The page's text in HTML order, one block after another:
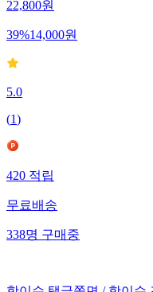
22,800원
39%14,000원
5.0
(1)
420적립
무료배송
338명구매중